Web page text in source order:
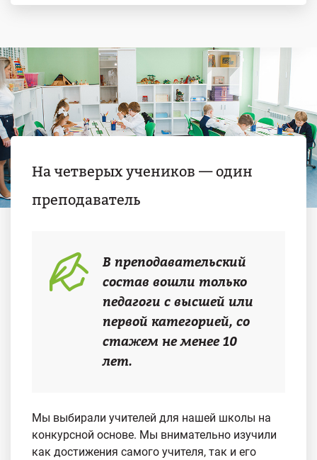
На четверых учеников — один
преподаватель
В преподавательский
состав вошли только
педагоги с высшей или
первой категорией, со
стажем не менее 10
лет.
Мы выбирали учителей для нашей школы на
конкурсной основе. Мы внимательно изучили
как достижения самого учителя, так и его